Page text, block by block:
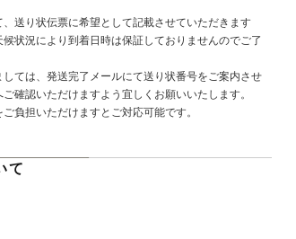
、送り状伝票に希望として記載させていただきます
状況により到着日時は保証しておりませんのでご了
しては、発送完了メールにて送り状番号をご案内させ
確認いただけますよう宜しくお願いいたします。
負担いただけますとご対応可能です。
て